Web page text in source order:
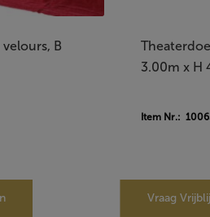
B
3.00m x H
Item Nr.:
Vraag